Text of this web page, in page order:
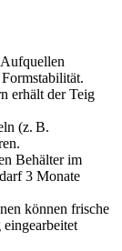
erhält der Teig
(z. B.
Behälter im
3 Monate
können frische